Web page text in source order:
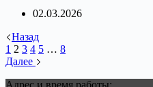
02.03.2026
Назад
1 2 3 4 5 … 8
Далее
Адрес и время работы: